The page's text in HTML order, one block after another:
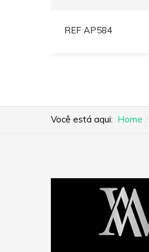
REF AP584
Você está aqui: Home